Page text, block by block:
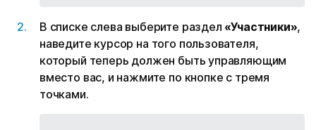
В списке слева выберите раздел «Участники»,
наведите курсор на того пользователя,
который теперь должен быть управляющим
вместо вас, и нажмите по кнопке с тремя
точками.